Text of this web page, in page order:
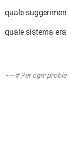
quale
quale sistema
~~# Per ogni